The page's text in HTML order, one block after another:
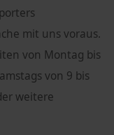
mit uns voraus.
von Montag bis
von 9 bis
weitere